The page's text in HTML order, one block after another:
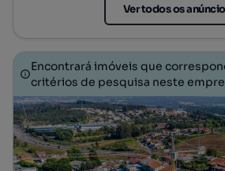
Ver todos os
Encontrará imóveis que
critérios de pesquisa neste